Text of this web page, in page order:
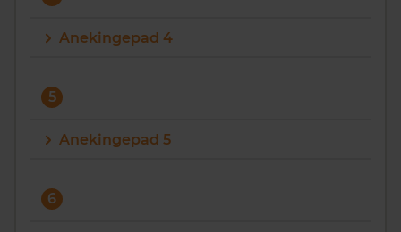
Anekingepad 4
5
Anekingepad 5
6